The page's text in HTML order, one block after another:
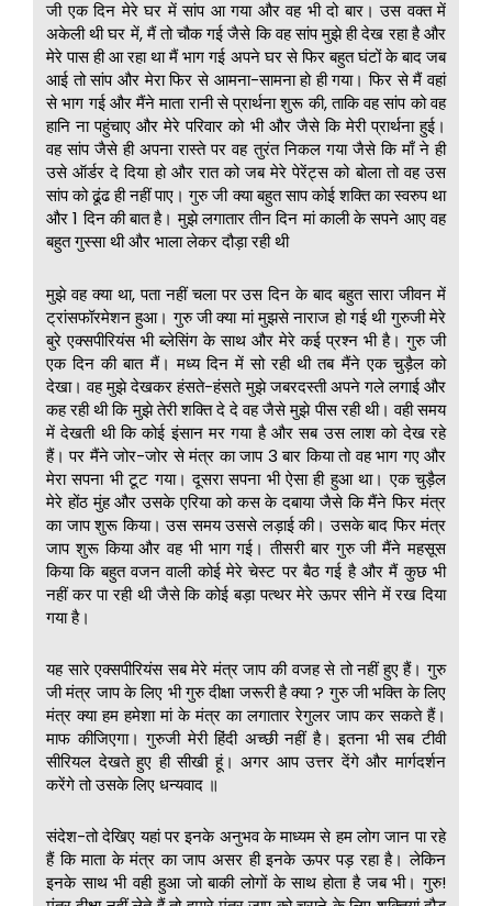
जी एक दिन मेरे घर में सांप आ गया और वह भी दो बार। उस वक्त में
अकेली थी घर में, मैं तो चौक गई जैसे कि वह सांप मुझे ही देख रहा है और
मेरे पास ही आ रहा था मैं भाग गई अपने घर से फिर बहुत घंटों के बाद जब
आई तो सांप और मेरा फिर से आमना-सामना हो ही गया। फिर से मैं वहां
से भाग गई और मैंने माता रानी से प्रार्थना शुरू की, ताकि वह सांप को वह
हानि ना पहुंचाए और मेरे परिवार को भी और जैसे कि मेरी प्रार्थना हुई।
वह सांप जैसे ही अपना रास्ते पर वह तुरंत निकल गया जैसे कि माँ ने ही
उसे ऑर्डर दे दिया हो और रात को जब मेरे पेरेंट्स को बोला तो वह उस
सांप को ढूंढ ही नहीं पाए। गुरु जी क्या बहुत साप कोई शक्ति का स्वरुप था
और 1 दिन की बात है। मुझे लगातार तीन दिन मां काली के सपने आए वह
बहुत गुस्सा थी और भाला लेकर दौड़ा रही थी
मुझे वह क्या था, पता नहीं चला पर उस दिन के बाद बहुत सारा जीवन में
ट्रांसफॉरमेशन हुआ। गुरु जी क्या मां मुझसे नाराज हो गई थी गुरुजी मेरे
बुरे एक्सपीरियंस भी ब्लेसिंग के साथ और मेरे कई प्रश्न भी है। गुरु जी
एक दिन की बात मैं। मध्य दिन में सो रही थी तब मैंने एक चुड़ैल को
देखा। वह मुझे देखकर हंसते-हंसते मुझे जबरदस्ती अपने गले लगाई और
कह रही थी कि मुझे तेरी शक्ति दे दे वह जैसे मुझे पीस रही थी। वही समय
में देखती थी कि कोई इंसान मर गया है और सब उस लाश को देख रहे
हैं। पर मैंने जोर-जोर से मंत्र का जाप 3 बार किया तो वह भाग गए और
मेरा सपना भी टूट गया। दूसरा सपना भी ऐसा ही हुआ था। एक चुड़ैल
मेरे होंठ मुंह और उसके एरिया को कस के दबाया जैसे कि मैंने फिर मंत्र
का जाप शुरू किया। उस समय उससे लड़ाई की। उसके बाद फिर मंत्र
जाप शुरू किया और वह भी भाग गई। तीसरी बार गुरु जी मैंने महसूस
किया कि बहुत वजन वाली कोई मेरे चेस्ट पर बैठ गई है और मैं कुछ भी
नहीं कर पा रही थी जैसे कि कोई बड़ा पत्थर मेरे ऊपर सीने में रख दिया
गया है।
यह सारे एक्सपीरियंस सब मेरे मंत्र जाप की वजह से तो नहीं हुए हैं। गुरु
जी मंत्र जाप के लिए भी गुरु दीक्षा जरूरी है क्या ? गुरु जी भक्ति के लिए
मंत्र क्या हम हमेशा मां के मंत्र का लगातार रेगुलर जाप कर सकते हैं।
माफ कीजिएगा। गुरुजी मेरी हिंदी अच्छी नहीं है। इतना भी सब टीवी
सीरियल देखते हुए ही सीखी हूं। अगर आप उत्तर देंगे और मार्गदर्शन
करेंगे तो उसके लिए धन्यवाद ॥
संदेश-तो देखिए यहां पर इनके अनुभव के माध्यम से हम लोग जान पा रहे
हैं कि माता के मंत्र का जाप असर ही इनके ऊपर पड़ रहा है। लेकिन
इनके साथ भी वही हुआ जो बाकी लोगों के साथ होता है जब भी। गुरु!